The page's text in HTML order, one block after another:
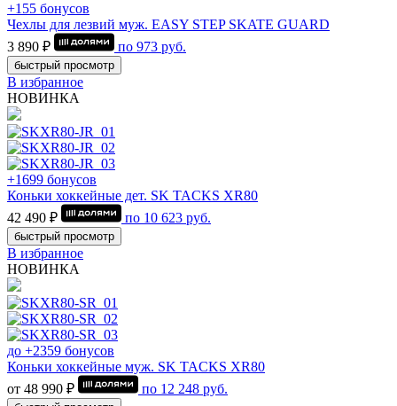
+155 бонусов
Чехлы для лезвий муж. EASY STEP SKATE GUARD
3 890 ₽
по 973 руб.
быстрый просмотр
В избранное
НОВИНКА
+1699 бонусов
Коньки хоккейные дет. SK TACKS XR80
42 490 ₽
по 10 623 руб.
быстрый просмотр
В избранное
НОВИНКА
до +2359 бонусов
Коньки хоккейные муж. SK TACKS XR80
от 48 990 ₽
по 12 248 руб.